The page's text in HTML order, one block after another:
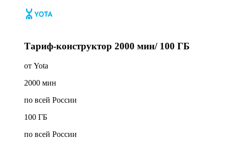
Тариф-конструктор 2000 мин/ 100 ГБ
от Yota
2000 мин
по всей России
100 ГБ
по всей России